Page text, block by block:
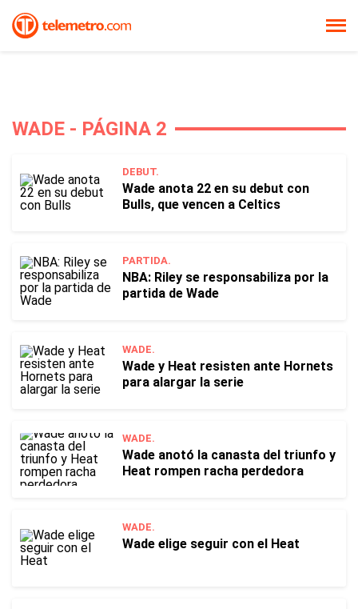
WADE - PÁGINA 2
DEBUT.
Wade anota 22 en su debut con
Bulls, que vencen a Celtics
PARTIDA.
NBA: Riley se responsabiliza por la
partida de Wade
WADE.
Wade y Heat resisten ante Hornets
para alargar la serie
WADE.
Wade anotó la canasta del triunfo y
Heat rompen racha perdedora
WADE.
Wade elige seguir con el Heat